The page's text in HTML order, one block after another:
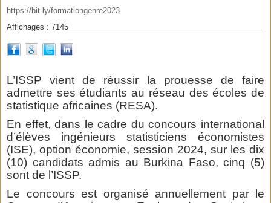
https://bit.ly/formationgenre2023
Affichages : 7145
L’ISSP vient de réussir la prouesse de faire
admettre ses étudiants au réseau des écoles de
statistique africaines (RESA).
En effet, dans le cadre du concours international
d’élèves ingénieurs statisticiens économistes
(ISE), option économie, session 2024, sur les dix
(10) candidats admis au Burkina Faso, cinq (5)
sont de l’ISSP.
Le concours est organisé annuellement par le